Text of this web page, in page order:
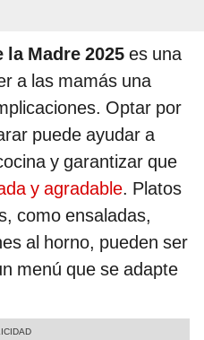
la Madre 2025 es una
a las mamás una
Optar por
puede ayudar a
y garantizar que
y agradable. Platos
como ensaladas,
al horno, pueden ser
menú que se adapte